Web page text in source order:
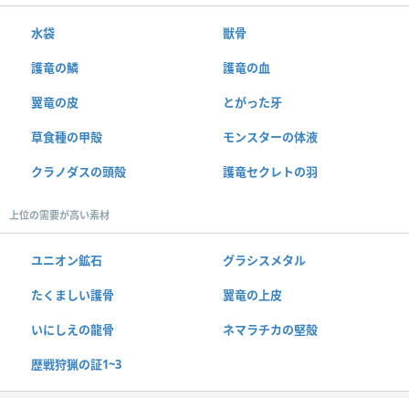
水袋 獣骨
護竜の鱗 護竜の血
翼竜の皮 とがった牙
草食種の甲殻 モンスターの体液
クラノダスの頭殻 護竜セクレトの羽
上位の需要が高い素材
ユニオン鉱石 グラシスメタル
たくましい護骨 翼竜の上皮
いにしえの龍骨 ネマラチカの堅殻
歴戦狩猟の証1~3